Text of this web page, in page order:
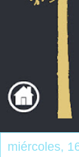
miércoles,